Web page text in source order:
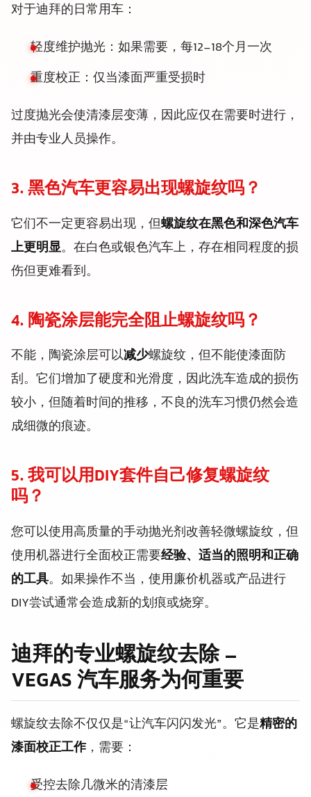
对于迪拜的日常用车：
轻度维护抛光：如果需要，每12-18个月一次
重度校正：仅当漆面严重受损时
过度抛光会使清漆层变薄，因此应仅在需要时进行，
并由专业人员操作。
3. 黑色汽车更容易出现螺旋纹吗？
它们不一定更容易出现，但螺旋纹在黑色和深色汽车
上更明显。在白色或银色汽车上，存在相同程度的损
伤但更难看到。
4. 陶瓷涂层能完全阻止螺旋纹吗？
不能，陶瓷涂层可以减少螺旋纹，但不能使漆面防
刮。它们增加了硬度和光滑度，因此洗车造成的损伤
较小，但随着时间的推移，不良的洗车习惯仍然会造
成细微的痕迹。
5. 我可以用DIY套件自己修复螺旋纹
吗？
您可以使用高质量的手动抛光剂改善轻微螺旋纹，但
使用机器进行全面校正需要经验、适当的照明和正确
的工具。如果操作不当，使用廉价机器或产品进行
DIY尝试通常会造成新的划痕或烧穿。
迪拜的专业螺旋纹去除 –
VEGAS 汽车服务为何重要
螺旋纹去除不仅仅是“让汽车闪闪发光”。它是精密的
漆面校正工作，需要：
受控去除几微米的清漆层